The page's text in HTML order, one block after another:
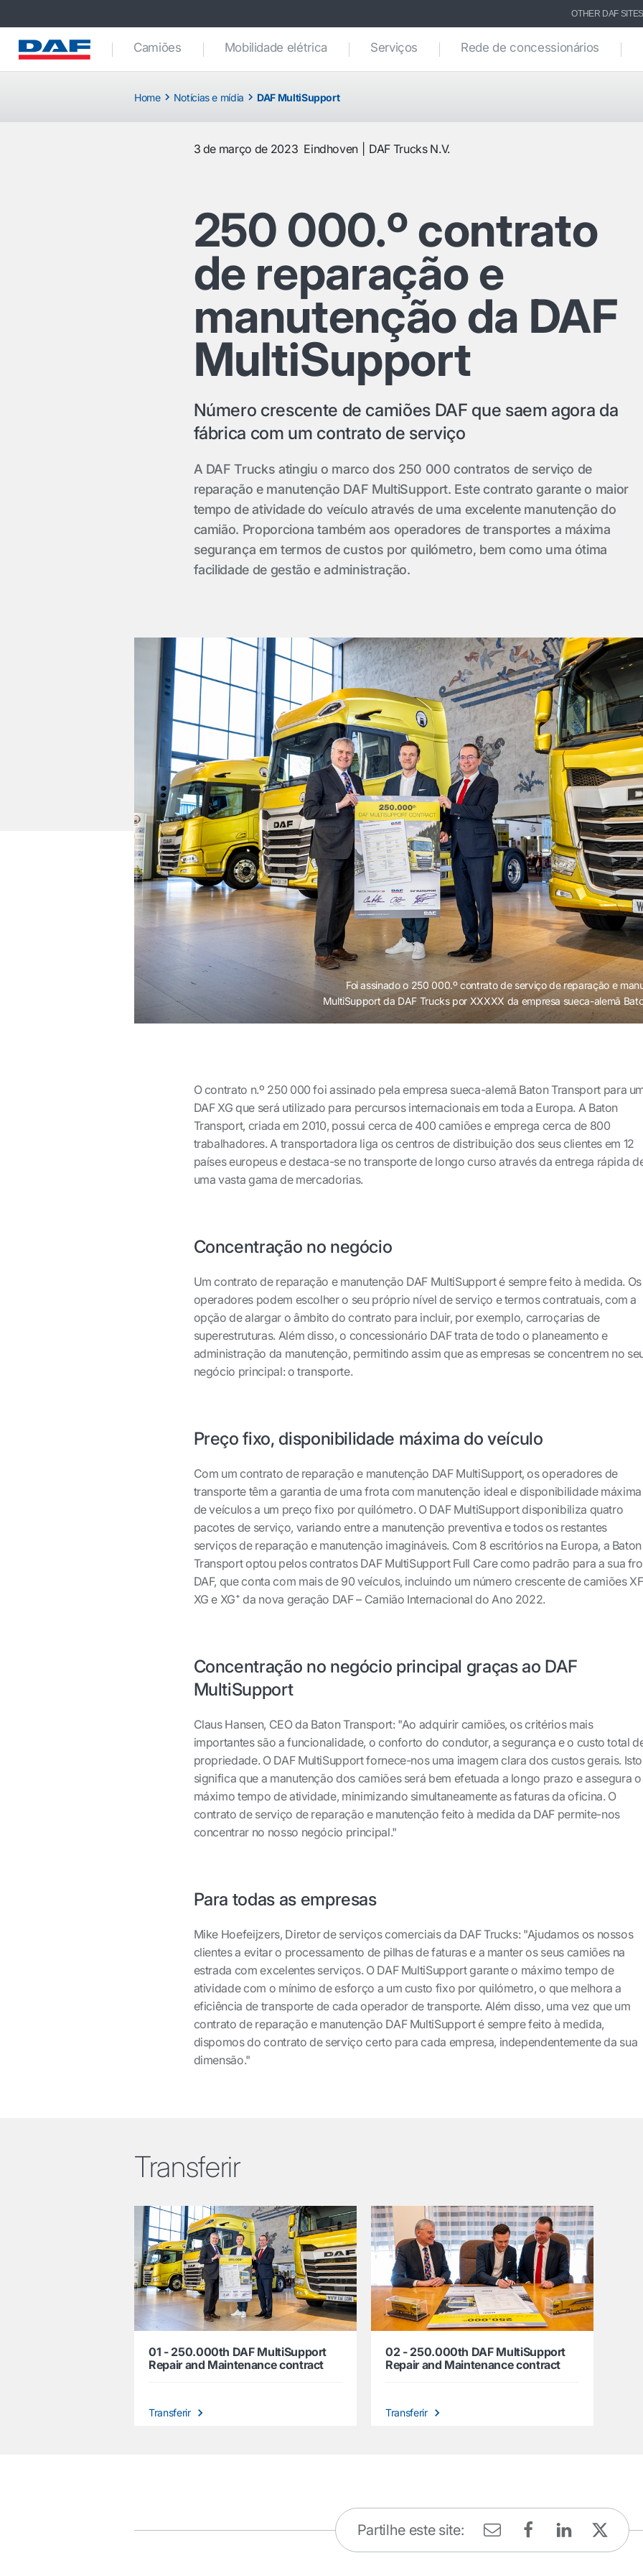
OTHER DAF SITES
Camiões Mobilidade elétrica Serviços Rede de concessionários
Home Notícias e mídia DAF MultiSupport
3 de março de 2023 Eindhoven DAF Trucks N.V.
250 000.º contrato
de reparação e
manutenção da DAF
MultiSupport
Número crescente de camiões DAF que saem agora da
fábrica com um contrato de serviço
A DAF Trucks atingiu o marco dos 250 000 contratos de serviço de
reparação e manutenção DAF MultiSupport. Este contrato garante o maior
tempo de atividade do veículo através de uma excelente manutenção do
camião. Proporciona também aos operadores de transportes a máxima
segurança em termos de custos por quilómetro, bem como uma ótima
facilidade de gestão e administração.
Foi assinado o 250 000.º contrato de serviço de reparação e
MultiSupport da DAF Trucks por XXXXX da empresa sueca-alemã
O contrato n.º 250 000 foi assinado pela empresa sueca-alemã Baton Transport para
DAF XG que será utilizado para percursos internacionais em toda a Europa. A Baton
Transport, criada em 2010, possui cerca de 400 camiões e emprega cerca de 800
trabalhadores. A transportadora liga os centros de distribuição dos seus clientes em 12
países europeus e destaca-se no transporte de longo curso através da entrega rápida
uma vasta gama de mercadorias.
Concentração no negócio
Um contrato de reparação e manutenção DAF MultiSupport é sempre feito à medida. Os
operadores podem escolher o seu próprio nível de serviço e termos contratuais, com a
opção de alargar o âmbito do contrato para incluir, por exemplo, carroçarias de
superestruturas. Além disso, o concessionário DAF trata de todo o planeamento e
administração da manutenção, permitindo assim que as empresas se concentrem no
negócio principal: o transporte.
Preço fixo, disponibilidade máxima do veículo
Com um contrato de reparação e manutenção DAF MultiSupport, os operadores de
transporte têm a garantia de uma frota com manutenção ideal e disponibilidade máxima
de veículos a um preço fixo por quilómetro. O DAF MultiSupport disponibiliza quatro
pacotes de serviço, variando entre a manutenção preventiva e todos os restantes
serviços de reparação e manutenção imagináveis. Com 8 escritórios na Europa, a Baton
Transport optou pelos contratos DAF MultiSupport Full Care como padrão para a sua
DAF, que conta com mais de 90 veículos, incluindo um número crescente de camiões
XG e XG⁺ da nova geração DAF – Camião Internacional do Ano 2022.
Concentração no negócio principal graças ao DAF
MultiSupport
Claus Hansen, CEO da Baton Transport: "Ao adquirir camiões, os critérios mais
importantes são a funcionalidade, o conforto do condutor, a segurança e o custo total
propriedade. O DAF MultiSupport fornece-nos uma imagem clara dos custos gerais. Isto
significa que a manutenção dos camiões será bem efetuada a longo prazo e assegura o
máximo tempo de atividade, minimizando simultaneamente as faturas da oficina. O
contrato de serviço de reparação e manutenção feito à medida da DAF permite-nos
concentrar no nosso negócio principal."
Para todas as empresas
Mike Hoefeijzers, Diretor de serviços comerciais da DAF Trucks: "Ajudamos os nossos
clientes a evitar o processamento de pilhas de faturas e a manter os seus camiões na
estrada com excelentes serviços. O DAF MultiSupport garante o máximo tempo de
atividade com o mínimo de esforço a um custo fixo por quilómetro, o que melhora a
eficiência de transporte de cada operador de transporte. Além disso, uma vez que um
contrato de reparação e manutenção DAF MultiSupport é sempre feito à medida,
dispomos do contrato de serviço certo para cada empresa, independentemente da sua
dimensão."
Transferir
01 - 250.000th DAF MultiSupport
Repair and Maintenance contract
Transferir
02 - 250.000th DAF MultiSupport
Repair and Maintenance contract
Transferir
Partilhe este site: